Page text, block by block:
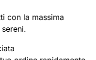
con la massima